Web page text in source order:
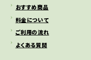
おすすめ商品
料金について
ご利用の流れ
よくある質問